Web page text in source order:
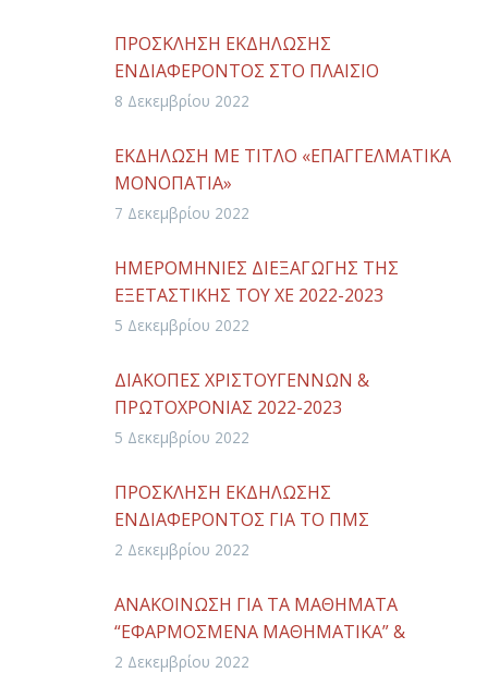
ΠΡΟΣΚΛΗΣΗ ΕΚΔΗΛΩΣΗΣ
ΕΝΔΙΑΦΕΡΟΝΤΟΣ ΣΤΟ ΠΛΑΙΣΙΟ
ΥΛΟΠΟΙΗΣΗΣ ΤΗΣ ΠΡΑΞΗΣ «ΑΠΟΚΤΗΣΗ
ΣΕ ΝΕΟΥΣ ΕΠΙΣΤΗΜΟΝΕΣ ΚΑΤΟΧΟΥΣ
ΔΙΔΑΚΤΟΡΙΚΟΥ» ΑΚ.ΕΤΟΣ 2022-2023
8 Δεκεμβρίου 2022
ΕΚΔΗΛΩΣΗ ΜΕ ΤΙΤΛΟ «ΕΠΑΓΓΕΛΜΑΤΙΚΑ
ΜΟΝΟΠΑΤΙΑ»
7 Δεκεμβρίου 2022
ΗΜΕΡΟΜΗΝΙΕΣ ΔΙΕΞΑΓΩΓΗΣ ΤΗΣ
ΕΞΕΤΑΣΤΙΚΗΣ ΤΟΥ ΧΕ 2022-2023
5 Δεκεμβρίου 2022
ΔΙΑΚΟΠΕΣ ΧΡΙΣΤΟΥΓΕΝΝΩΝ &
ΠΡΩΤΟΧΡΟΝΙΑΣ 2022-2023
5 Δεκεμβρίου 2022
ΠΡΟΣΚΛΗΣΗ ΕΚΔΗΛΩΣΗΣ
ΕΝΔΙΑΦΕΡΟΝΤΟΣ ΓΙΑ ΤΟ ΠΜΣ
“ΠΛΗΡΟΦΟΡΙΚΗ ΚΑΙ ΤΗΛΕΠΙΚΟΙΝΩΝΙΕΣ”
2 Δεκεμβρίου 2022
ΑΝΑΚΟΙΝΩΣΗ ΓΙΑ ΤΑ ΜΑΘΗΜΑΤΑ
“ΕΦΑΡΜΟΣΜΕΝΑ ΜΑΘΗΜΑΤΙΚΑ” &
“ΘΕΩΡΙΑ ΑΡΙΘΜΩΝ”
2 Δεκεμβρίου 2022